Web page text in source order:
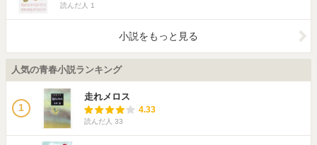
読んだ人 1
小説をもっと見る
人気の青春小説ランキング
1
走れメロス
4.33
読んだ人 33